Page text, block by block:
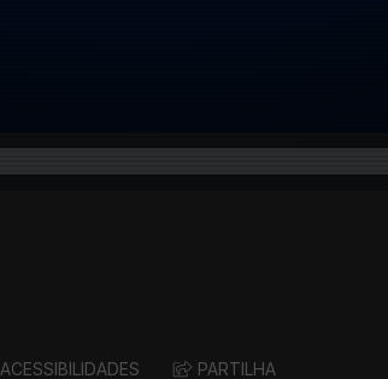
ACESSIBILIDADES PARTILHA